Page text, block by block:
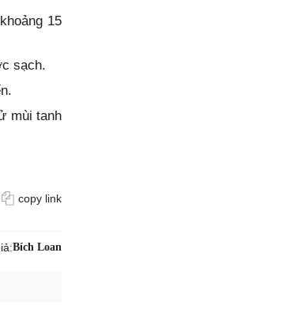
15
sạch.
mùi tanh
copy link
Bích Loan